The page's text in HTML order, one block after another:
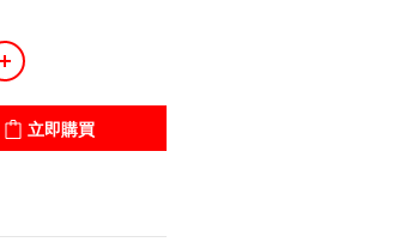
立即購買